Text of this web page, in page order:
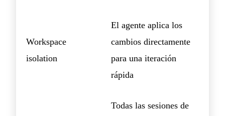
Workspace
isolation
El agente aplica los
cambios directamente
para una iteración
rápida
Todas las sesiones de